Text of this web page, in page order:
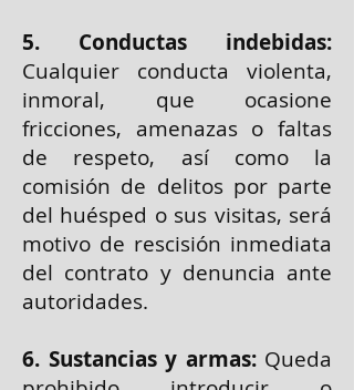
5. Conductas indebidas:
Cualquier conducta violenta,
inmoral, que ocasione
fricciones, amenazas o faltas
de respeto, así como la
comisión de delitos por parte
del huésped o sus visitas, será
motivo de rescisión inmediata
del contrato y denuncia ante
autoridades.
6. Sustancias y armas:Queda